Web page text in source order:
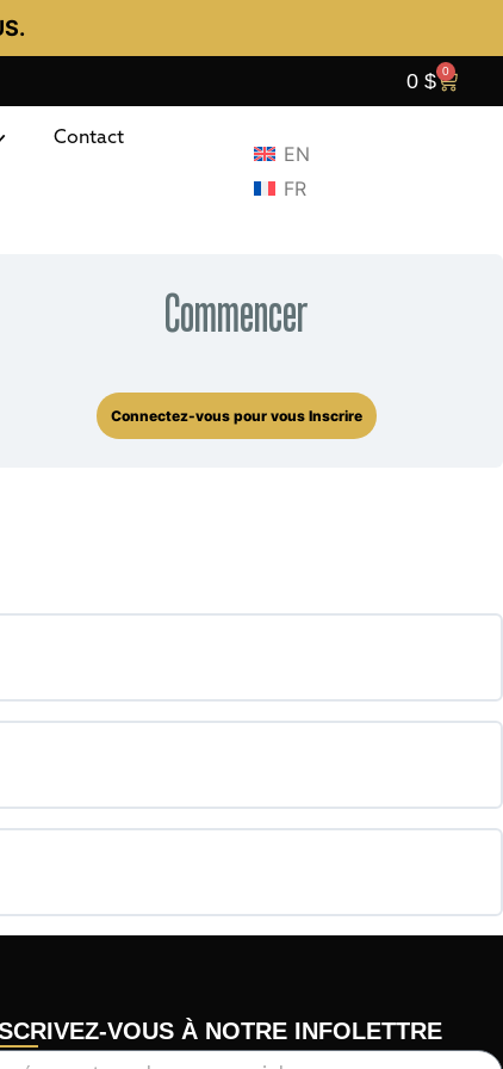
0 $ 0
Contact
EN
FR
Commencer
Connectez-vous pour vous Inscrire
VOUS À NOTRE INFOLETTRE